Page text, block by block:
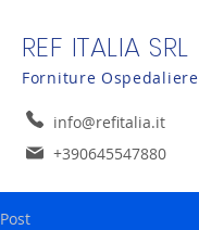
Forniture Ospedaliere
+390645547880
info@refitalia.it
REF ITALIA SRL
Post